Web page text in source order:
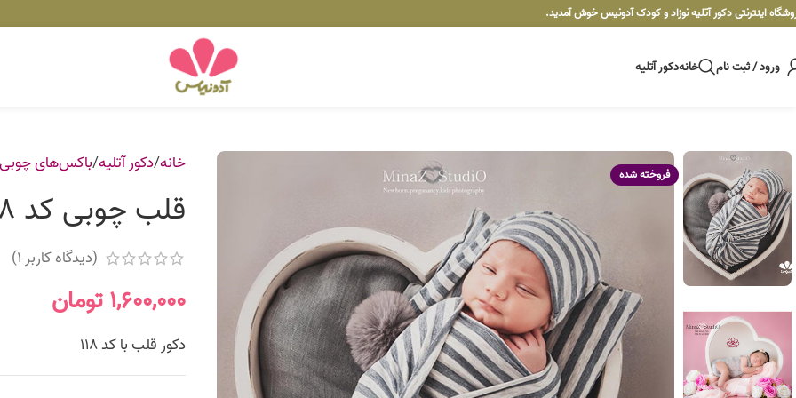
اینترنتی دکور آتلیه نوزاد و کودک آدونیس خوش آمدید.
ورود / ثبت نام خانهدکور آتلیه
فروخته شده خانه دکور آتلیه باکس‌های چوبی
قلب چوبی کد 118
(دیدگاه کاربر 1
)
۱,۶۰۰,۰۰۰تومان
دکور قلب با کد 118